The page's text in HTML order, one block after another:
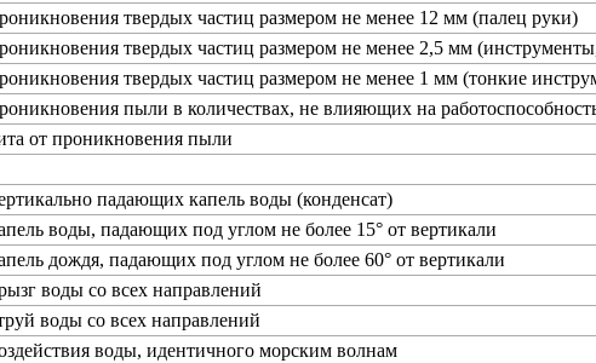
твердых частиц размером не менее 12 мм (палец руки)
твердых частиц размером не менее 2,5 мм
твердых частиц размером не менее 1 мм (тонкие
пыли в количествах, не влияющих на
от проникновения пыли
падающих капель воды (конденсат)
воды, падающих под углом не более 15° от вертикали
дождя, падающих под углом не более 60° от вертикали
воды со всех направлений
воды со всех направлений
воды, идентичного морским волнам